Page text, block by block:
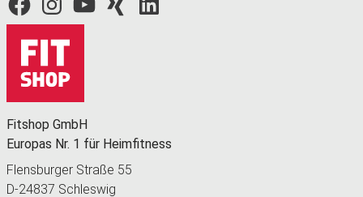
Fitshop GmbH
Europas Nr. 1 für Heimfitness
Flensburger Straße 55
D-24837 Schleswig